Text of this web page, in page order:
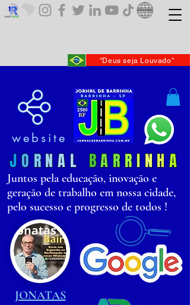
"Deus seja Louvado"
website
JO RNAL BARRI NHA
Juntos pela educação, inovação e
geração de trabalho em nossa cidade,
pelo sucesso e progresso de todos !
JONATAS